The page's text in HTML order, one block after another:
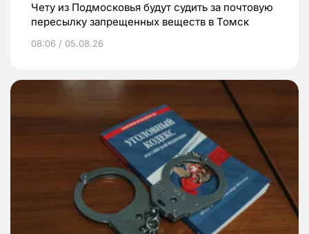
Чету из Подмосковья будут судить за почтовую
пересылку запрещенных веществ в Томск
08:06 / 05.08.26